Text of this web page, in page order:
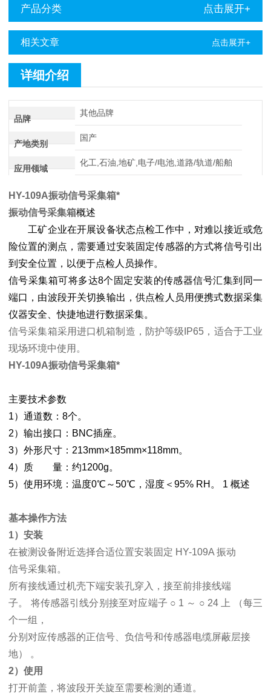
产品分类 点击展开+
相关文章 点击展开+
详细介绍
品牌
其他品牌
产地类别
国产
应用领域
化工,石油,地矿,电子/电池,道路/轨道/船舶
HY-109A振动信号采集箱*
振动信号采集箱概述
工矿企业在开展设备状态点检工作中，对难以接近或危
险位置的测点，需要通过安装固定传感器的方式将信号引出
到安全位置，以便于点检人员操作。
信号采集箱可将多达8个固定安装的传感器信号汇集到同一
端口，由波段开关切换输出，供点检人员用便携式数据采集
仪器安全、快捷地进行数据采集。
信号采集箱采用进口机箱制造，防护等级IP65，适合于工业
现场环境中使用。
HY-109A振动信号采集箱*
主要技术参数
1）通道数：8个。
2）输出接口：BNC插座。
3）外形尺寸：213mm×185mm×118mm。
4）质 量：约1200g。
5）使用环境：温度0℃～50℃，湿度＜95% RH。 1 概述
基本操作方法
1）安装
在被测设备附近选择合适位置安装固定 HY-109A 振动
信号采集箱。
所有接线通过机壳下端安装孔穿入，接至前排接线端
子。 将传感器引线分别接至对应端子 ○ 1 ～ ○ 24 上 （每三
个一组，
分别对应传感器的正信号、负信号和传感器电缆屏蔽层接
地） 。
2）使用
打开前盖，将波段开关旋至需要检测的通道。